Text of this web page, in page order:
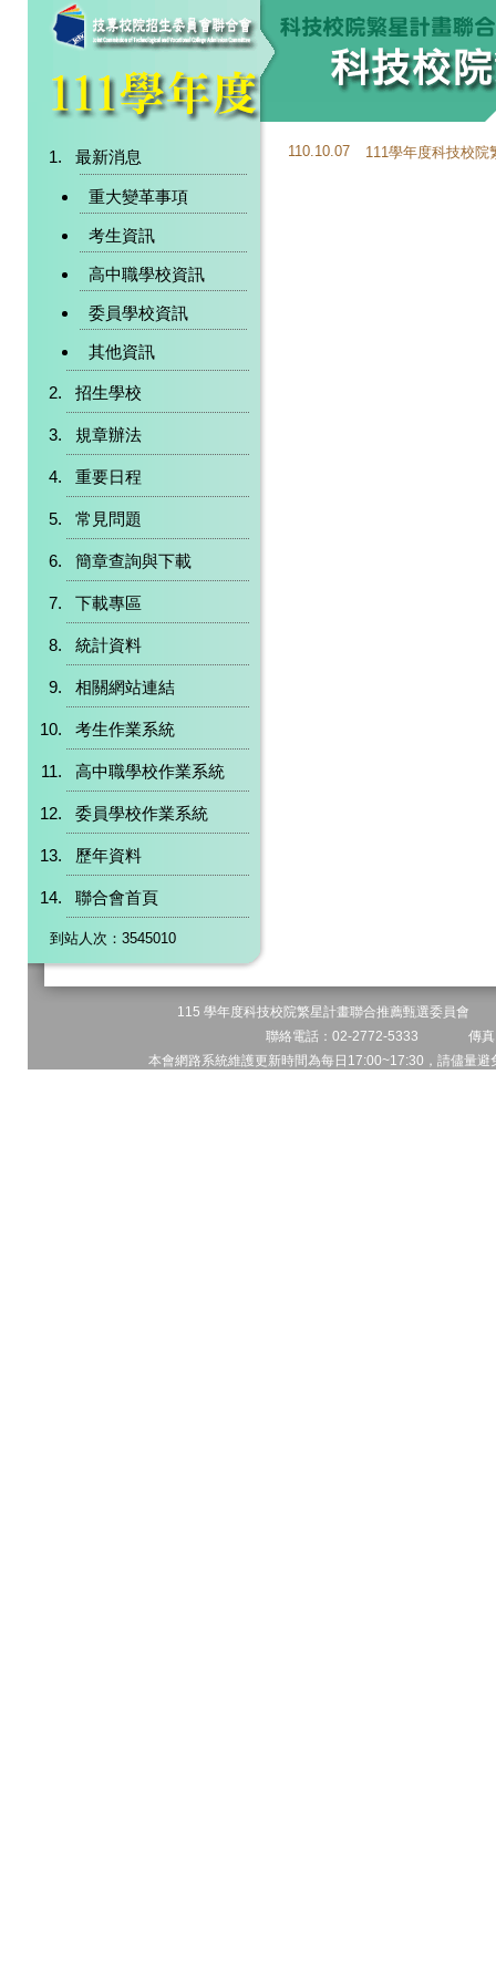
最新消息
重大變革事項
考生資訊
高中職學校資訊
委員學校資訊
其他資訊
招生學校
規章辦法
重要日程
常見問題
簡章查詢與下載
下載專區
統計資料
相關網站連結
考生作業系統
高中職學校作業系統
委員學校作業系統
歷年資料
聯合會首頁
到站人次：3545010
110.10.07 111學年度科技校
115 學年度科技校院繁星計畫聯合推薦甄選委員會
聯絡電話：02-2772-5333 傳
本會網路系統維護更新時間為每日17:00~17:30，請儘量